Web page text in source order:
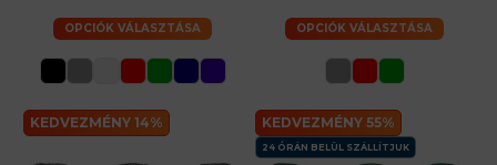
OPCIÓK VÁLASZTÁSA OPCIÓK VÁLASZTÁSA
KEDVEZMÉNY 14% KEDVEZMÉNY 55%
24 ÓRÁN BELÜL SZÁLLÍTJUK